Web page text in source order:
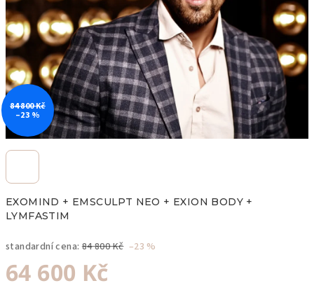
EXOMIND + EMSCULPT NEO + EXION BODY +
LYMFASTIM
standardní cena: 84 800 Kč –23 %
64 600 Kč
84 800 Kč
–23 %